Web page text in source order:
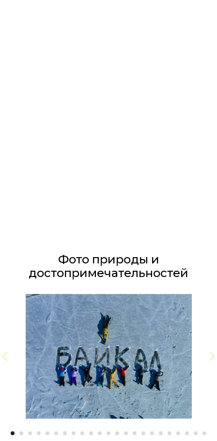
Фото природы и
достопримечательностей